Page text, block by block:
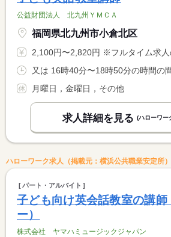
公益財団法人 北九州ＹＭＣＡ
福岡県北九州市小倉北区
2,100円〜2,820円 ※フルタイム求人の場合は月額（換算額）、パート求
月曜日，金曜日，その他
求人詳細を見る (ハローワー
ハローワーク求人（掲載元：横浜公共職業安定所）
パート・アルバイト
子ども向け英会話教室の講師
ー）
株式会社 ヤマハミュージックジャパン